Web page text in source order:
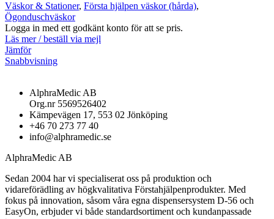
Väskor & Stationer, Första hjälpen väskor (hårda),
Ögonduschväskor
Logga in med ett godkänt konto för att se pris.
Läs mer / beställ via mejl
Jämför
Snabbvisning
AlphraMedic AB
Org.nr 5569526402
Kämpevägen 17, 553 02 Jönköping
+46 70 273 77 40
info@alphramedic.se
AlphraMedic AB
Sedan 2004 har vi specialiserat oss på produktion och
vidareförädling av högkvalitativa Förstahjälpenprodukter. Med
fokus på innovation, såsom våra egna dispensersystem D-56 och
EasyOn, erbjuder vi både standardsortiment och kundanpassade